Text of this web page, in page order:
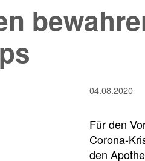
04.08.2020
Für den
Corona-
den